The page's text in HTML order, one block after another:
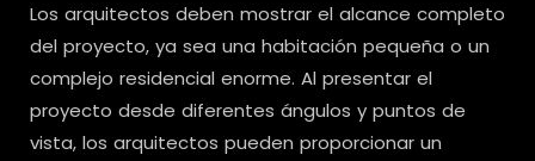
Los arquitectos deben mostrar el alcance completo
del proyecto, ya sea una habitación pequeña o un
complejo residencial enorme. Al presentar el
proyecto desde diferentes ángulos y puntos de
vista, los arquitectos pueden proporcionar un